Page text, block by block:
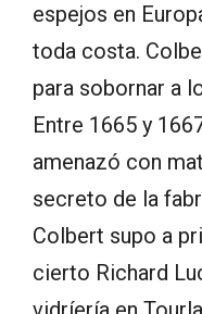
espejos en
toda costa.
para sobornar a
Entre 1665 y
amenazó con
secreto de la
Colbert supo a
cierto Richard